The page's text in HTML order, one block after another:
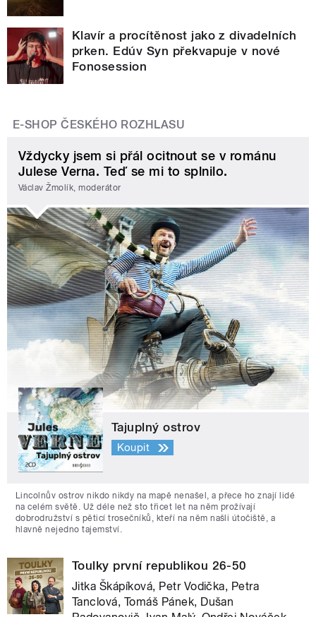
Klavír a procítěnost jako z divadelních
prken. Edúv Syn překvapuje v nové
Fonosession
E-SHOP ČESKÉHO ROZHLASU
Vždycky jsem si přál ocitnout se v románu
Julese Verna. Teď se mi to splnilo.
Václav Žmolík, moderátor
Tajuplný ostrov
Koupit
Lincolnův ostrov nikdo nikdy na mapě nenašel, a přece ho znají lidé
na celém světě. Už déle než sto třicet let na něm prožívají
dobrodružství s pěticí trosečníků, kteří na něm našli útočiště, a
hlavně nejedno tajemství.
Toulky první republikou 26-50
Jitka Škápíková, Petr Vodička, Petra
Tanclová, Tomáš Pánek, Dušan